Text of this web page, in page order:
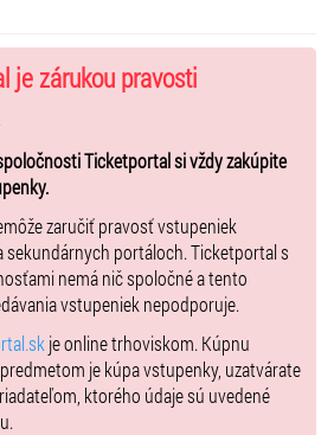
na celom svete možnosť prvýkrát
už uplynulo viac ako 40 rokov. Film sa
prelomom v oblasti kinematografie.
stala tiež nezabudnuteľná a všeobecne
Wiliamsa. Fanúšikovia budú mať
veľkolepom plátne a v sprievode živej
Českého národného symfonického
Slovensku je to prvýkrát, kedy bude
uvedený.
je zárukou pravosti
Ticketportal si vždy zakúpite
zaručiť pravosť vstupeniek
sekundárnych portáloch. Ticketportal s
nemá nič spoločné a tento
vstupeniek nepodporuje.
je online trhoviskom. Kúpnu
je kúpa vstupenky, uzatvárate
ktorého údaje sú uvedené